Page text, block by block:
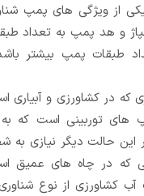
از ویژگی های پمپ
و هد پمپ به تعداد
طبقات پمپ بیشتر
در کشاورزی و آبیاری
توربینی است که به
حالت دیگر نیازی به
که در چاه های عمیق
کشاورزی از نوع